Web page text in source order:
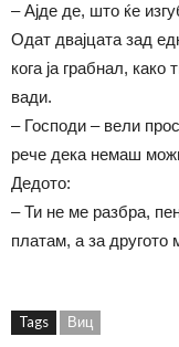
– Ајде де, што ќе
Одат двајцата зад
кога ја грабнал,
вади.
– Господи – вели
рече дека немаш
Дедото:
– Ти не ме разбра,
платам, а за другото
Tags Виц